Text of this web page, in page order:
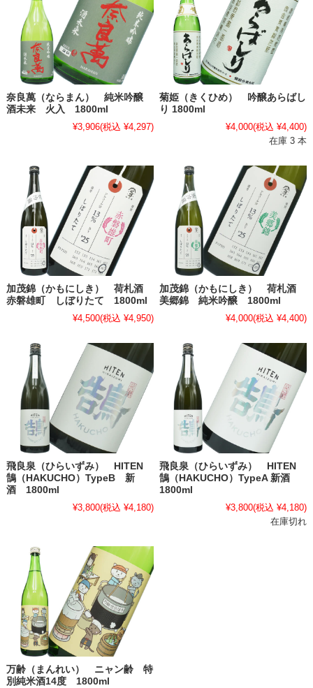
奈良萬（ならまん） 純米吟醸
酒未来 火入 1800ml
¥3,906(税込 ¥4,297)
菊姫（きくひめ） 吟醸あらばし
り 1800ml
¥4,000(税込 ¥4,400)
在庫 3 本
加茂錦（かもにしき） 荷札酒
赤磐雄町 しぼりたて 1800ml
¥4,500(税込 ¥4,950)
加茂錦（かもにしき） 荷札酒
美郷錦 純米吟醸 1800ml
¥4,000(税込 ¥4,400)
飛良泉（ひらいずみ） HITEN
鵠（HAKUCHO）TypeB 新
酒 1800ml
¥3,800(税込 ¥4,180)
飛良泉（ひらいずみ） HITEN
鵠（HAKUCHO）TypeA 新酒
1800ml
¥3,800(税込 ¥4,180)
在庫切れ
万齢（まんれい） ニャン齢 特
別純米酒14度 1800ml